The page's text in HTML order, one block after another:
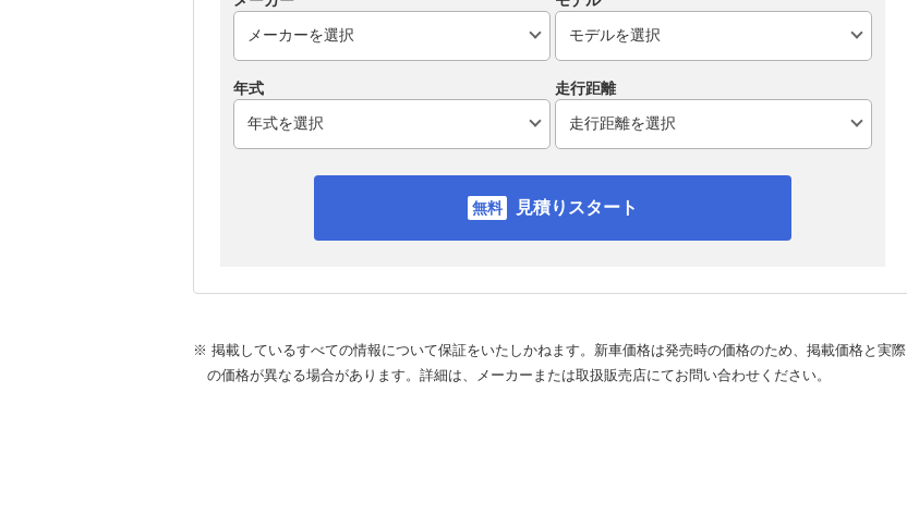
年式 走行距離
見積りスタート
※ 掲載しているすべての情報について保証をいたしかねます。新車価格は発売時の価格のため、掲載価格と実際
の価格が異なる場合があります。詳細は、メーカーまたは取扱販売店にてお問い合わせください。